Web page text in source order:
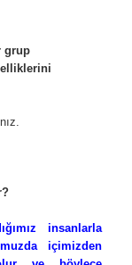
grup
insanlarla
içimizden